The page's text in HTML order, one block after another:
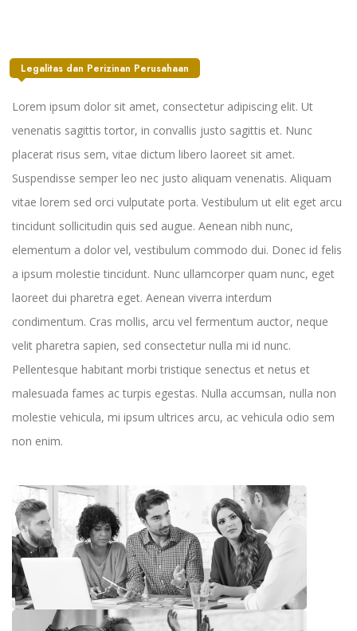
Legalitas dan Perizinan Perusahaan
Lorem ipsum dolor sit amet, consectetur adipiscing elit. Ut
venenatis sagittis tortor, in convallis justo sagittis et. Nunc
placerat risus sem, vitae dictum libero laoreet sit amet.
Suspendisse semper leo nec justo aliquam venenatis. Aliquam
vitae lorem sed orci vulputate porta. Vestibulum ut elit eget arcu
tincidunt sollicitudin quis sed augue. Aenean nibh nunc,
elementum a dolor vel, vestibulum commodo dui. Donec id felis
a ipsum molestie tincidunt. Nunc ullamcorper quam nunc, eget
laoreet dui pharetra eget. Aenean viverra interdum
condimentum. Cras mollis, arcu vel fermentum auctor, neque
velit pharetra sapien, sed consectetur nulla mi id nunc.
Pellentesque habitant morbi tristique senectus et netus et
malesuada fames ac turpis egestas. Nulla accumsan, nulla non
molestie vehicula, mi ipsum ultrices arcu, ac vehicula odio sem
non enim.